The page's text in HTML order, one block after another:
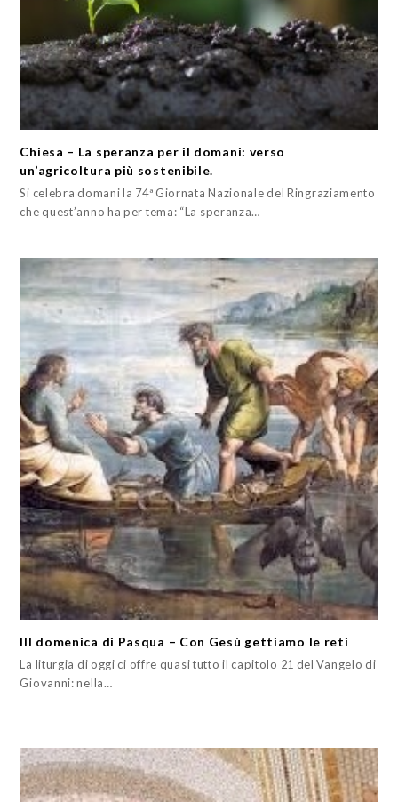
Chiesa – La speranza per il domani: verso
un’agricoltura più sostenibile.
Si celebra domani la 74ª Giornata Nazionale del Ringraziamento
che quest’anno ha per tema: “La speranza…
III domenica di Pasqua – Con Gesù gettiamo le reti
La liturgia di oggi ci offre quasi tutto il capitolo 21 del Vangelo di
Giovanni: nella…